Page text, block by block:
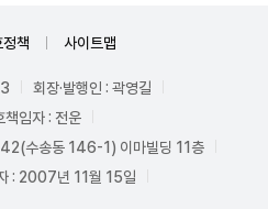
책 사이트맵
회장·발행인 : 곽영길
책임자 : 전운
42(수송동 146-1) 이마빌딩 11층
: 2007년 11월 15일